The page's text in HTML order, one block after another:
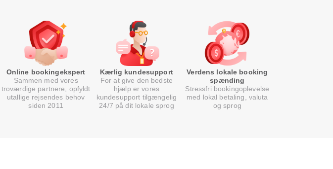
Online bookingekspert
Sammen med vores
troværdige partnere, opfyldt
utallige rejsendes behov
siden 2011
Kærlig kundesupport
For at give den bedste
hjælp er vores
kundesupport tilgængelig
24/7 på dit lokale sprog
Verdens lokale booking
spænding
Stressfri bookingoplevelse
med lokal betaling, valuta
og sprog